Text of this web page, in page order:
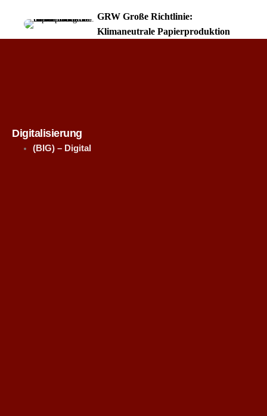
GRW Große Richtlinie:
Klimaneutrale Papierproduktion
Digitalisierung
(BIG) – Digital